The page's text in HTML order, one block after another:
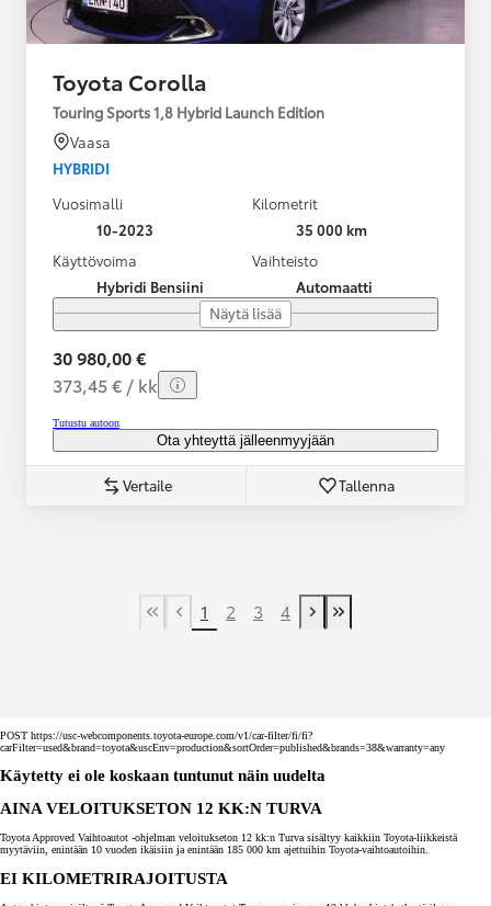
Toyota Corolla
Touring Sports 1,8 Hybrid Launch Edition
Vaasa
HYBRIDI
Vuosimalli
10-2023
Kilometrit
35 000 km
Käyttövoima
Hybridi Bensiini
Vaihteisto
Automaatti
Näytä lisää
30 980,00 €
373,45 € / kk
Tutustu autoon
Ota yhteyttä jälleenmyyjään
Vertaile Tallenna
First Page
Previous page
1 2 3 4
Next page
Last Page
POST https://usc-webcomponents.toyota-europe.com/v1/car-filter/fi/fi?
carFilter=used&brand=toyota&uscEnv=production&sortOrder=published&brands=38&warranty=any
Käytetty ei ole koskaan tuntunut näin uudelta
AINA VELOITUKSETON 12 KK:N TURVA
Toyota Approved Vaihtoautot -ohjelman veloitukseton 12 kk:n Turva sisältyy kaikkiin Toyota-liikkeistä
myytäviin, enintään 10 vuoden ikäisiin ja enintään 185 000 km ajettuihin Toyota-vaihtoautoihin.
EI KILOMETRIRAJOITUSTA